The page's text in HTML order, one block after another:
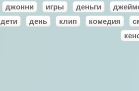
джонни игры деньги
дети день клип комедия